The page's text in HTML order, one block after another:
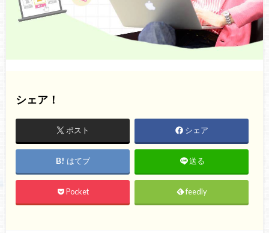
シェア！
ポスト シェア
はてブ 送る
Pocket feedly